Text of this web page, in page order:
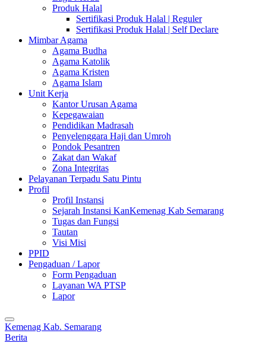
Produk Halal
Sertifikasi Produk Halal | Reguler
Sertifikasi Produk Halal | Self Declare
Mimbar Agama
Agama Budha
Agama Katolik
Agama Kristen
Agama Islam
Unit Kerja
Kantor Urusan Agama
Kepegawaian
Pendidikan Madrasah
Penyelenggara Haji dan Umroh
Pondok Pesantren
Zakat dan Wakaf
Zona Integritas
Pelayanan Terpadu Satu Pintu
Profil
Profil Instansi
Sejarah Instansi KanKemenag Kab Semarang
Tugas dan Fungsi
Tautan
Visi Misi
PPID
Pengaduan / Lapor
Form Pengaduan
Layanan WA PTSP
Lapor
Kemenag Kab. Semarang
Berita